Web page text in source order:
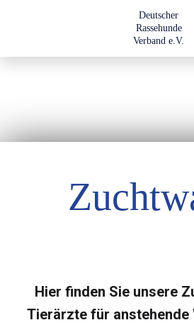
Deutscher
Rassehunde
Verband e.V.
Hier finden Sie unsere
Tierärzte für anstehende